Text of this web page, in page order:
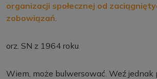
organizacji społecznej od
zobowiązań.
orz. SN z 1964 roku
Wiem, może bulwersować. Weź jednak